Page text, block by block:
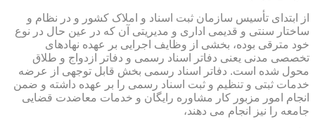
از ابتدای تأسیس سازمان ثبت اسناد و املاک کشور و در نظام و
ساختار سنتی و قدیمی اداری و مدیریتی آن که در عین حال در نوع
خود مترقی بوده، بخشی از وظایف اجرایی بر عهده نهادهای
تخصصی مدنی یعنی دفاتر اسناد رسمی و دفاتر ازدواج و طلاق
محول شده است. دفاتر اسناد رسمی بخش قابل توجهی از عرضه
خدمات ثبتی و تنظیم و ثبت اسناد رسمی را بر عهده داشته و ضمن
انجام امور مزبور کار مشاوره رایگان و خدمات معاضدت قضایی
جامعه را نیز انجام می دهند،